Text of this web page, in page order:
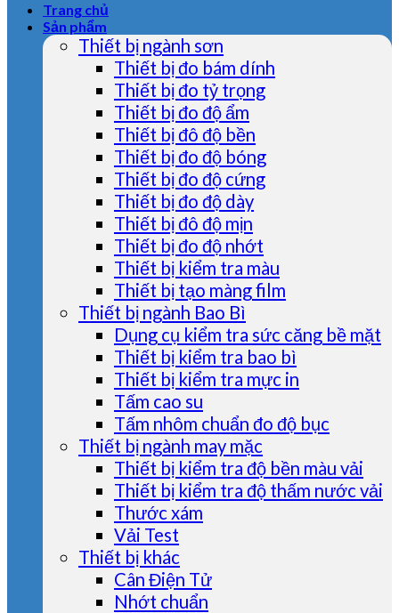
Trang chủ
Sản phẩm
Thiết bị ngành sơn
Thiết bị đo bám dính
Thiết bị đo tỷ trọng
Thiết bị đo độ ẩm
Thiết bị đô độ bền
Thiết bị đo độ bóng
Thiết bị đo độ cứng
Thiết bị đo độ dày
Thiết bị đô độ mịn
Thiết bị đo độ nhớt
Thiết bị kiểm tra màu
Thiết bị tạo màng film
Thiết bị ngành Bao Bì
Dụng cụ kiểm tra sức căng bề mặt
Thiết bị kiểm tra bao bì
Thiết bị kiểm tra mực in
Tấm cao su
Tấm nhôm chuẩn đo độ bục
Thiết bị ngành may mặc
Thiết bị kiểm tra độ bền màu vải
Thiết bị kiểm tra độ thấm nước vải
Thước xám
Vải Test
Thiết bị khác
Cân Điện Tử
Nhớt chuẩn